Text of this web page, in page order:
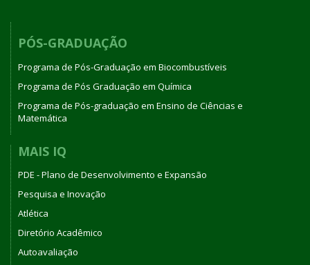
PÓS-GRADUAÇÃO
Programa de Pós-Graduação em Biocombustíveis
Programa de Pós Graduação em Química
Programa de Pós-graduação em Ensino de Ciências e
Matemática
MAIS IQ
PDE - Plano de Desenvolvimento e Expansão
Pesquisa e Inovação
Atlética
Diretório Acadêmico
Autoavaliação